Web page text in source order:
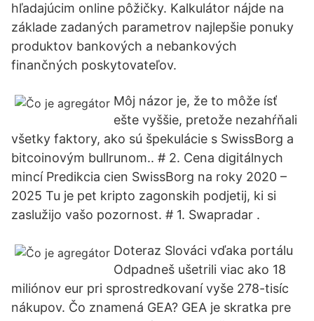
hľadajúcim online pôžičky. Kalkulátor nájde na
základe zadaných parametrov najlepšie ponuky
produktov bankových a nebankových
finančných poskytovateľov.
Môj názor je, že to môže ísť
ešte vyššie, pretože nezahŕňali
všetky faktory, ako sú špekulácie s SwissBorg a
bitcoinovým bullrunom.. # 2. Cena digitálnych
mincí Predikcia cien SwissBorg na roky 2020 –
2025 Tu je pet kripto zagonskih podjetij, ki si
zaslužijo vašo pozornost. # 1. Swapradar .
Doteraz Slováci vďaka portálu
Odpadneš ušetrili viac ako 18
miliónov eur pri sprostredkovaní vyše 278-tisíc
nákupov. Čo znamená GEA? GEA je skratka pre